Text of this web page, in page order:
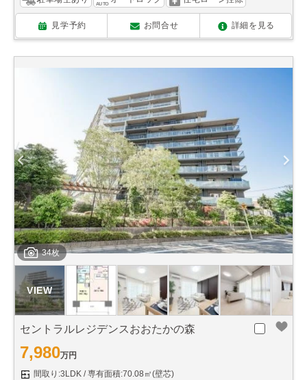
見学予約 お問合せ 詳細を見る
34枚
セントラルレジデンスおおたかの森
7,980万円
間取り:3LDK
専有面積:70.08㎡(壁芯)